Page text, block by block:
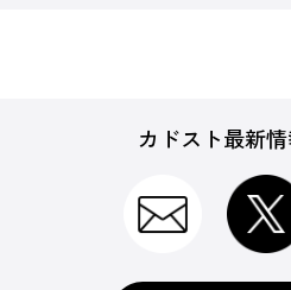
カドスト最新